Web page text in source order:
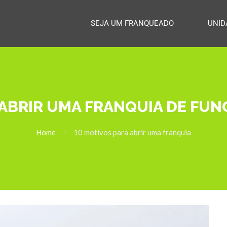
SEJA UM FRANQUEADO
UMA FRANQUIA DE
Home 10 motivos para abrir uma franquia